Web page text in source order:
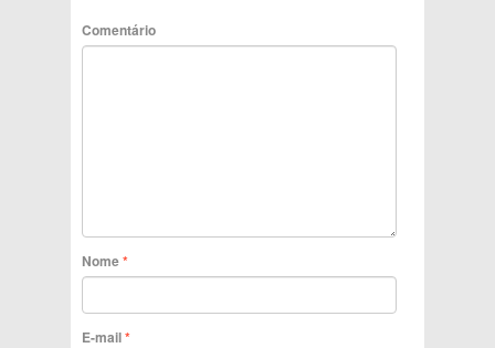
Comentário
Nome*
E-mail*